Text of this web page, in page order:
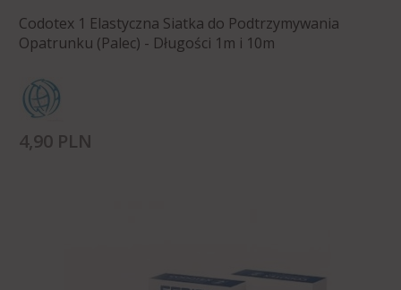
Codotex 1 Elastyczna Siatka do Podtrzymywania
Opatrunku (Palec) - Długości 1m i 10m
4,90 PLN